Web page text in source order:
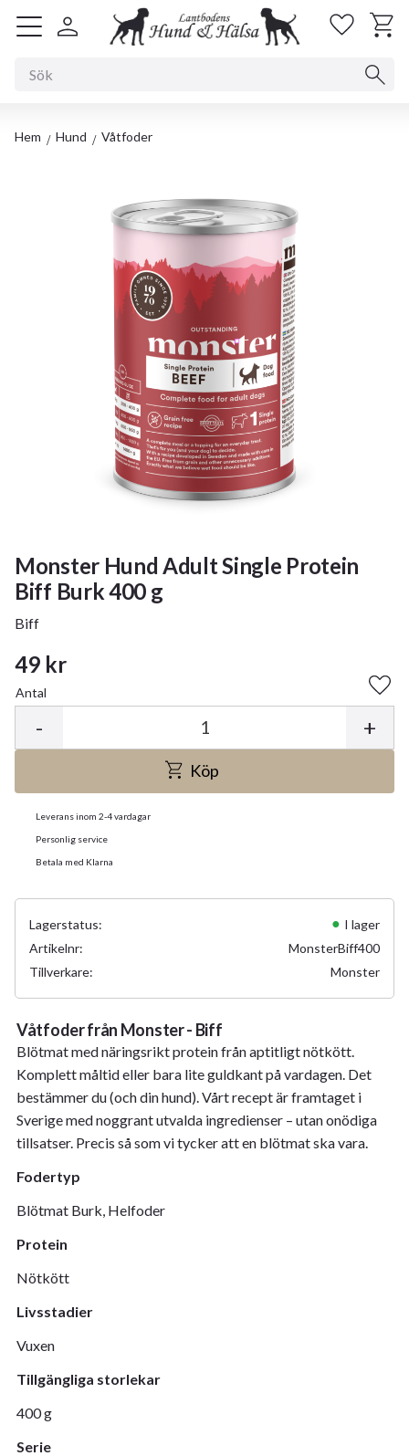
Meny
Hem Hund Våtfoder
Monster Hund Adult Single Protein
Biff Burk 400 g
Biff
49 kr
Antal
+
-
Köp
Leverans inom 2-4 vardagar
Personlig service
Betala med Klarna
Lagerstatus
I lager
Artikelnr
MonsterBiff400
Tillverkare
Monster
Våtfoder från Monster - Biff
Blötmat med näringsrikt protein från aptitligt nötkött.
Komplett måltid eller bara lite guldkant på vardagen. Det
bestämmer du (och din hund). Vårt recept är framtaget i
Sverige med noggrant utvalda ingredienser – utan onödiga
tillsatser. Precis så som vi tycker att en blötmat ska vara.
Fodertyp
Blötmat Burk, Helfoder
Protein
Nötkött
Livsstadier
Vuxen
Tillgängliga storlekar
400 g
Serie